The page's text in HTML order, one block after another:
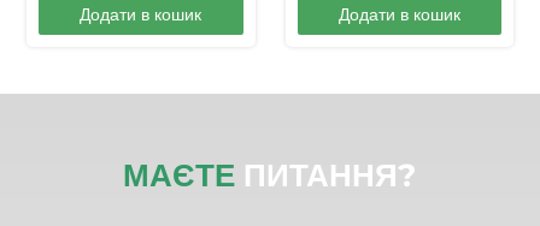
Додати в кошик Додати в кошик
МАЄТЕ ПИТАННЯ?